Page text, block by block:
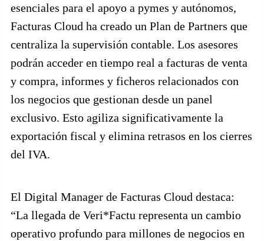
esenciales para el apoyo a pymes y autónomos,
Facturas Cloud ha creado un Plan de Partners que
centraliza la supervisión contable. Los asesores
podrán acceder en tiempo real a facturas de venta
y compra, informes y ficheros relacionados con
los negocios que gestionan desde un panel
exclusivo. Esto agiliza significativamente la
exportación fiscal y elimina retrasos en los cierres
del IVA.
El Digital Manager de Facturas Cloud destaca:
“La llegada de Veri*Factu representa un cambio
operativo profundo para millones de negocios en